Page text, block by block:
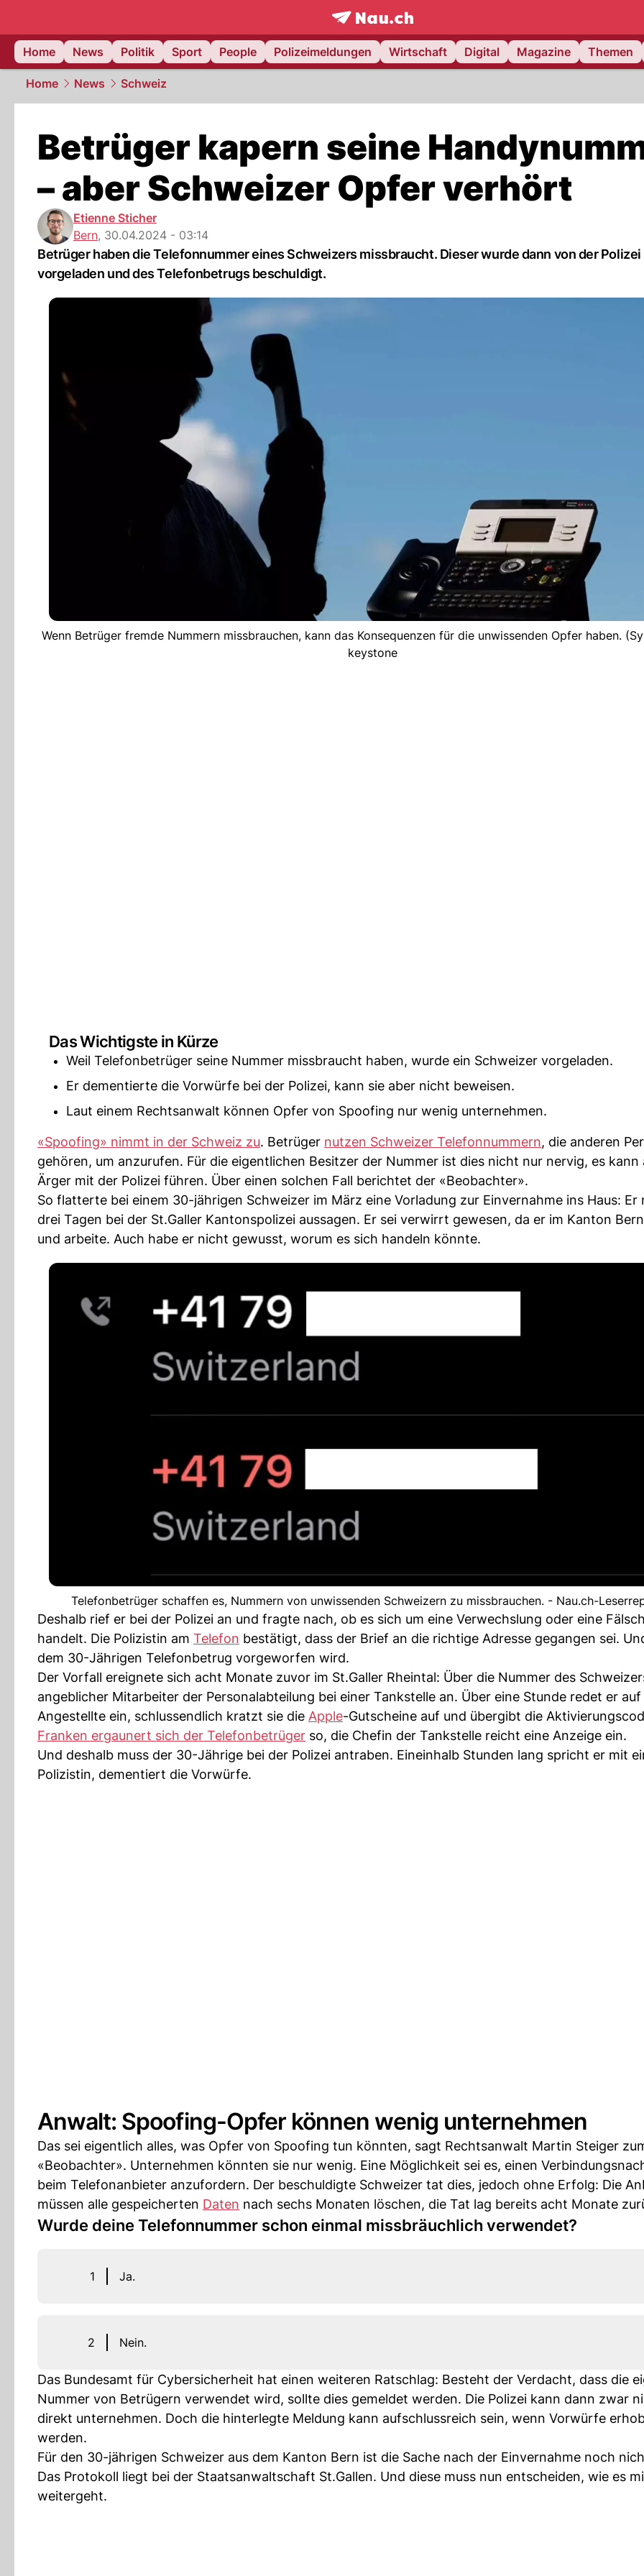
frontpage.NAU.ch
Home
News Politik Sport People Polizeimeldungen Wirtschaft Digital Magazine Themen
Home News Schweiz
Betrüger kapern seine
– aber Schweizer Opfer verhört
Etienne Sticher
Bern, 30.04.2024 - 03:14
Betrüger haben die Telefonnummer eines Schweizers missbraucht. Dieser wurde dann von der Polizei
vorgeladen und des Telefonbetrugs beschuldigt.
Wenn Betrüger fremde Nummern missbrauchen, kann das Konsequenzen für die unwissenden Opfer haben.
keystone
Das Wichtigste in Kürze
Weil Telefonbetrüger seine Nummer missbraucht haben, wurde ein Schweizer vorgeladen.
Er dementierte die Vorwürfe bei der Polizei, kann sie aber nicht beweisen.
Laut einem Rechtsanwalt können Opfer von Spoofing nur wenig unternehmen.
«Spoofing» nimmt in der Schweiz zu. Betrüger nutzen Schweizer Telefonnummern, die anderen
gehören, um anzurufen. Für die eigentlichen Besitzer der Nummer ist dies nicht nur nervig, es kann
Ärger mit der Polizei führen. Über einen solchen Fall berichtet der «Beobachter».
So flatterte bei einem 30-jährigen Schweizer im März eine Vorladung zur Einvernahme ins Haus: Er
drei Tagen bei der St.Galler Kantonspolizei aussagen. Er sei verwirrt gewesen, da er im Kanton
und arbeite. Auch habe er nicht gewusst, worum es sich handeln könnte.
Telefonbetrüger schaffen es, Nummern von unwissenden Schweizern zu missbrauchen. - Nau.ch-
Deshalb rief er bei der Polizei an und fragte nach, ob es sich um eine Verwechslung oder eine
handelt. Die Polizistin am Telefon bestätigt, dass der Brief an die richtige Adresse gegangen sei.
dem 30-Jährigen Telefonbetrug vorgeworfen wird.
Der Vorfall ereignete sich acht Monate zuvor im St.Galler Rheintal: Über die Nummer des
angeblicher Mitarbeiter der Personalabteilung bei einer Tankstelle an. Über eine Stunde redet er auf
Angestellte ein, schlussendlich kratzt sie die Apple-Gutscheine auf und übergibt die
Franken ergaunert sich der Telefonbetrüger so, die Chefin der Tankstelle reicht eine Anzeige ein.
Und deshalb muss der 30-Jährige bei der Polizei antraben. Eineinhalb Stunden lang spricht er mit
Polizistin, dementiert die Vorwürfe.
Anwalt: Spoofing-Opfer können wenig unternehmen
Das sei eigentlich alles, was Opfer von Spoofing tun könnten, sagt Rechtsanwalt Martin Steiger
«Beobachter». Unternehmen könnten sie nur wenig. Eine Möglichkeit sei es, einen
beim Telefonanbieter anzufordern. Der beschuldigte Schweizer tat dies, jedoch ohne Erfolg: Die
müssen alle gespeicherten Daten nach sechs Monaten löschen, die Tat lag bereits acht Monate
Wurde deine Telefonnummer schon einmal missbräuchlich verwendet?
1 Ja.
2 Nein.
Das Bundesamt für Cybersicherheit hat einen weiteren Ratschlag: Besteht der Verdacht, dass die
Nummer von Betrügern verwendet wird, sollte dies gemeldet werden. Die Polizei kann dann zwar
direkt unternehmen. Doch die hinterlegte Meldung kann aufschlussreich sein, wenn Vorwürfe
werden.
Für den 30-jährigen Schweizer aus dem Kanton Bern ist die Sache nach der Einvernahme noch
Das Protokoll liegt bei der Staatsanwaltschaft St.Gallen. Und diese muss nun entscheiden, wie es
weitergeht.